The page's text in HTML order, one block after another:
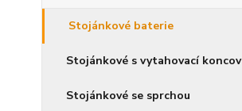
Stojánkové baterie
Stojánkové s vytahovací koncov
Stojánkové se sprchou